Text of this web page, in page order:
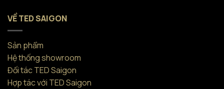
VỀ TED SAIGON
Sản phẩm
Hệ thống showroom
Đối tác TED Saigon
Hợp tác với TED Saigon